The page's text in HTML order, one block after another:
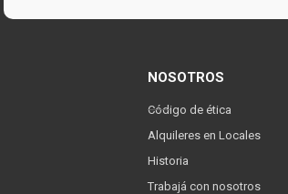
NOSOTROS
Código de ética
Alquileres en Locales
Historia
Trabajá con nosotros